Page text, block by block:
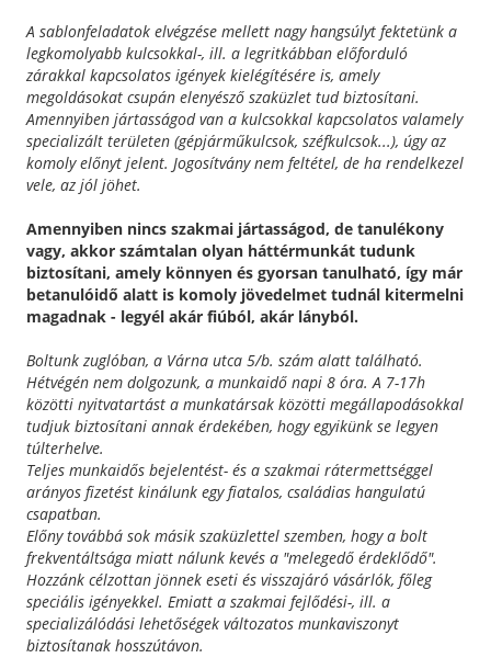
A sablonfeladatok elvégzése mellett nagy hangsúlyt fektetünk a
legkomolyabb kulcsokkal-, ill. a legritkábban előforduló
zárakkal kapcsolatos igények kielégítésére is, amely
megoldásokat csupán elenyésző szaküzlet tud biztosítani.
Amennyiben jártasságod van a kulcsokkal kapcsolatos valamely
specializált területen (gépjárműkulcsok, széfkulcsok...), úgy az
komoly előnyt jelent. Jogosítvány nem feltétel, de ha rendelkezel
vele, az jól jöhet.
Amennyiben nincs szakmai jártasságod, de tanulékony
vagy, akkor számtalan olyan háttérmunkát tudunk
biztosítani, amely könnyen és gyorsan tanulható, így már
betanulóidő alatt is komoly jövedelmet tudnál kitermelni
magadnak - legyél akár fiúból, akár lányból.
Boltunk zuglóban, a Várna utca 5/b. szám alatt található.
Hétvégén nem dolgozunk, a munkaidő napi 8 óra. A 7-17h
közötti nyitvatartást a munkatársak közötti megállapodásokkal
tudjuk biztosítani annak érdekében, hogy egyikünk se legyen
túlterhelve.
Teljes munkaidős bejelentést- és a szakmai rátermettséggel
arányos fizetést kinálunk egy fiatalos, családias hangulatú
csapatban.
Előny továbbá sok másik szaküzlettel szemben, hogy a bolt
frekventáltsága miatt nálunk kevés a "melegedő érdeklődő".
Hozzánk célzottan jönnek eseti és visszajáró vásárlók, főleg
speciális igényekkel. Emiatt a szakmai fejlődési-, ill. a
specializálódási lehetőségek változatos munkaviszonyt
biztosítanak hosszútávon.